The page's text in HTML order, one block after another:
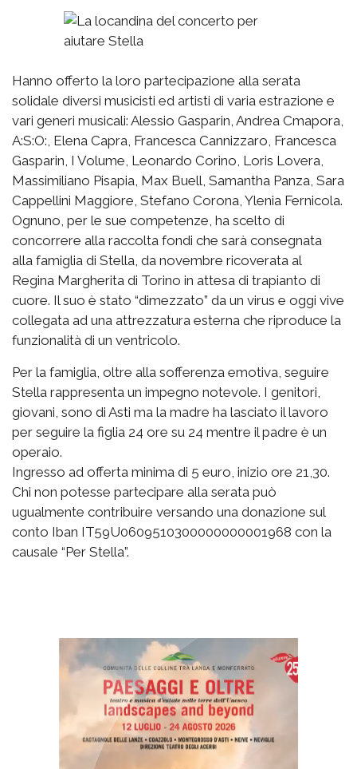
Hanno offerto la loro partecipazione alla serata
solidale diversi musicisti ed artisti di varia estrazione e
vari generi musicali: Alessio Gasparin, Andrea Cmapora,
A:S:O:, Elena Capra, Francesca Cannizzaro, Francesca
Gasparin, I Volume, Leonardo Corino, Loris Lovera,
Massimiliano Pisapia, Max Buell, Samantha Panza, Sara
Cappellini Maggiore, Stefano Corona, Ylenia Fernicola.
Ognuno, per le sue competenze, ha scelto di
concorrere alla raccolta fondi che sarà consegnata
alla famiglia di Stella, da novembre ricoverata al
Regina Margherita di Torino in attesa di trapianto di
cuore. Il suo è stato “dimezzato” da un virus e oggi vive
collegata ad una attrezzatura esterna che riproduce la
funzionalità di un ventricolo.
Per la famiglia, oltre alla sofferenza emotiva, seguire
Stella rappresenta un impegno notevole. I genitori,
giovani, sono di Asti ma la madre ha lasciato il lavoro
per seguire la figlia 24 ore su 24 mentre il padre è un
operaio.
Ingresso ad offerta minima di 5 euro, inizio ore 21,30.
Chi non potesse partecipare alla serata può
ugualmente contribuire versando una donazione sul
conto Iban IT59U0609510300000000001968 con la
causale “Per Stella”.